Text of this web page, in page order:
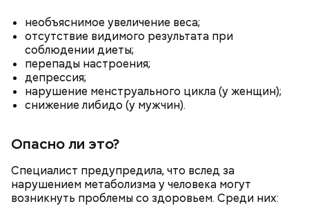
необъяснимое увеличение веса;
отсутствие видимого результата при
соблюдении диеты;
перепады настроения;
депрессия;
нарушение менструального цикла (у женщин);
снижение либидо (у мужчин).
Опасно ли это?
Специалист предупредила, что вслед за
нарушением метаболизма у человека могут
возникнуть проблемы со здоровьем. Среди них:
День попутного ветра, как правило, отмечают в
прибрежных городах. Там 10 августа